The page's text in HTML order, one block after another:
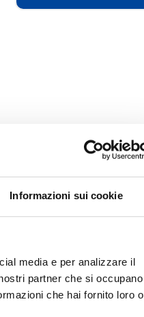
Informazioni sui cookie
media e per analizzare il
partner che si occupano
che hai fornito loro o